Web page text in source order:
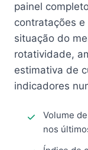
painel
contratações
situação do
rotatividade,
estimativa de
indicadores
Volume
nos